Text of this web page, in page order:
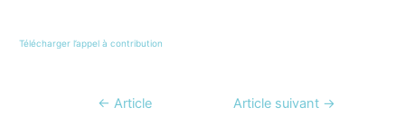
Télécharger l’appel à contribution
Navigation
← Article Article suivant →